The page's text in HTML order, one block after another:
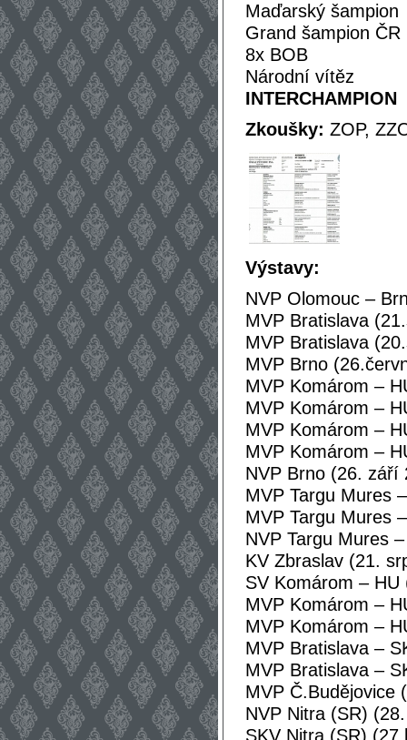
Maďarský šampion
Grand šampion ČR
8x BOB
Národní vítěz
INTERCHAMPION
Zkoušky: ZOP,
Výstavy:
NVP Olomouc –
MVP Bratislava
MVP Bratislava
MVP Brno
MVP Komárom –
MVP Komárom –
MVP Komárom –
MVP Komárom –
NVP Brno (26. září
MVP Targu Mures
MVP Targu Mures
NVP Targu Mures
KV Zbraslav (21.
SV Komárom –
MVP Komárom –
MVP Komárom –
MVP Bratislava –
MVP Bratislava –
MVP Č.Budějovice
NVP Nitra (SR)
SKV Nitra (SR)